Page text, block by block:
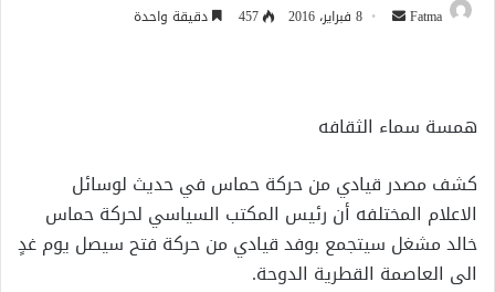
Fatma
أرسل 8 فبراير، 2016 457 دقيقة واحدة
همسة سماء الثقافه
كشف مصدر قيادي من حركة حماس في حديث لوسائل
الاعلام المختلفه أن رئيس المكتب السياسي لحركة حماس
خالد مشغل سيتجمع بوفد قيادي من حركة فتح سيصل يوم غدٍ
الى العاصمة القطرية الدوحة.